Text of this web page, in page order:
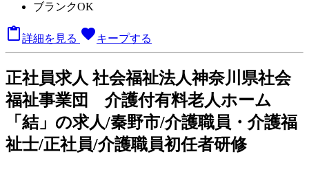
ブランクOK
 詳細を見る favoriteキープする
正社員求人 社会福祉法人神奈川県社会
福祉事業団 介護付有料老人ホーム
「結」の求人/秦野市/介護職員・介護福
祉士/正社員/介護職員初任者研修